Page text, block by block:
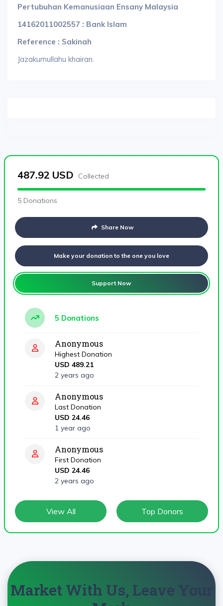
Pertubuhan Kemanusiaan Ensany Malaysia
14162011002557 : Bank Islam
Reference : Sakinah
Jazakumullahu khairan.
487.92 USD Collected
5 Donations
Share Now
Make your donation to the one you love
Support Now
5 Donations
Anonymous
Highest Donation
USD 489.21
2 years ago
Anonymous
Last Donation
USD 24.46
1 year ago
Anonymous
First Donation
USD 24.46
2 years ago
View All Top Donors
Market With Us, Leave Your